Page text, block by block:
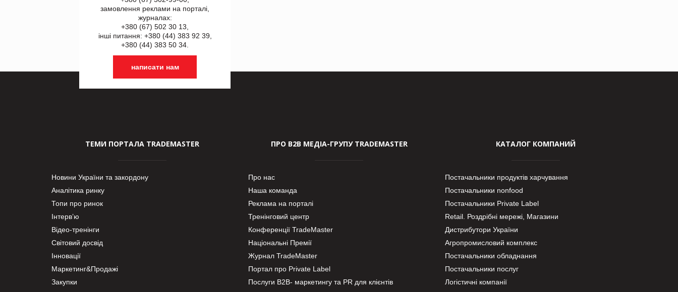
замовлення реклами на порталі,
журналах:
+380 (67) 502 30 13,
інші питання: +380 (44) 383 92 39,
+380 (44) 383 50 34.
написати нам
ТЕМИ ПОРТАЛА TRADEMASTER
Новини України та закордону
Аналітика ринку
Топи про ринок
Інтерв’ю
Відео-тренінги
Світовий досвід
Інновації
Маркетинг&Продажі
Закупки
ПРО В2В МЕДІА-ГРУПУ TRADEMASTER
Про нас
Наша команда
Реклама на порталі
Тренінговий центр
Конференції TradeMaster
Національні Премії
Журнал TradeMaster
Портал про Private Label
Послуги В2В- маркетингу та PR для клієнтів
КАТАЛОГ КОМПАНИЙ
Постачальники продуктів харчування
Постачальники nonfood
Постачальники Private Label
Retail. Роздрібні мережі, Магазини
Дистрибутори України
Агропромисловий комплекс
Постачальники обладнання
Постачальники послуг
Логістичні компанії